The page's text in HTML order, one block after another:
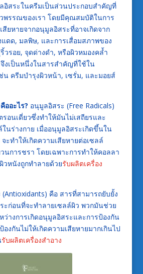
สระในครีมเป็นส่วนประกอบสำคัญที่
พรรณของเรา โดยมีคุณสมบัติในการ
ยหายจากอนุมูลอิสระที่อาจเกิดจาก
ดด, มลพิษ, และการเสื่อมสภาพของ
วรอย, จุดด่างดำ, หรือผิวหมองคล้ำ
งเป็นหนึ่งในสารสำคัญที่ใช้ใน
ครีมบำรุงผิวหน้า, เซรั่ม, และมอยส์
ออะไร? อนุมูลอิสระ (Free Radicals)
รอนเดี่ยวซึ่งทำให้มันไม่เสถียรและ
นร่างกาย เมื่ออนุมูลอิสระเกิดขึ้นใน
ะทำให้เกิดความเสียหายต่อเซลล์
นการชรา โดยเฉพาะการทำให้คอลลา
วหนังถูกทำลายด้วยรับผลิตเครื่อง
(Antioxidants) คือ สารที่สามารถยับยั้ง
ะก่อนที่จะทำลายเซลล์ผิว พวกมันช่วย
างการเกิดอนุมูลอิสระและการป้องกัน
งกันไม่ให้เกิดความเสียหายมากเกินไป
รับผลิตเครื่องสำอาง